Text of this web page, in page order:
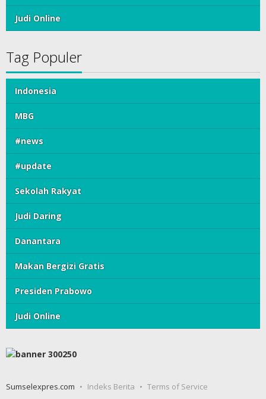
Judi Online
Tag Populer
Indonesia
MBG
#news
#update
Sekolah Rakyat
Judi Daring
Danantara
Makan Bergizi Gratis
Presiden Prabowo
Judi Online
Sumselexpres.com Indeks Berita Terms of Service